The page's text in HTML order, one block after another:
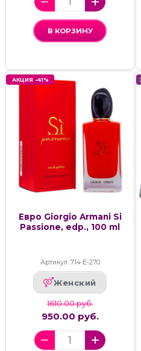
В КОРЗИНУ
АКЦИЯ -41%
Евро Giorgio Armani Si
Passione, edp., 100 ml
Артикул: 714-Е-270
Женский
1610.00 руб.
950.00 руб.